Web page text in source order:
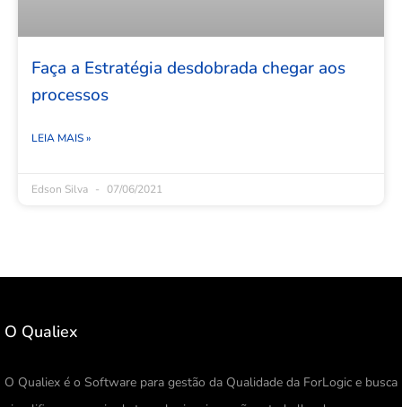
Faça a Estratégia desdobrada chegar aos
processos
LEIA MAIS »
Edson Silva 07/06/2021
O Qualiex
O Qualiex é o Software para gestão da Qualidade da ForLogic e busca